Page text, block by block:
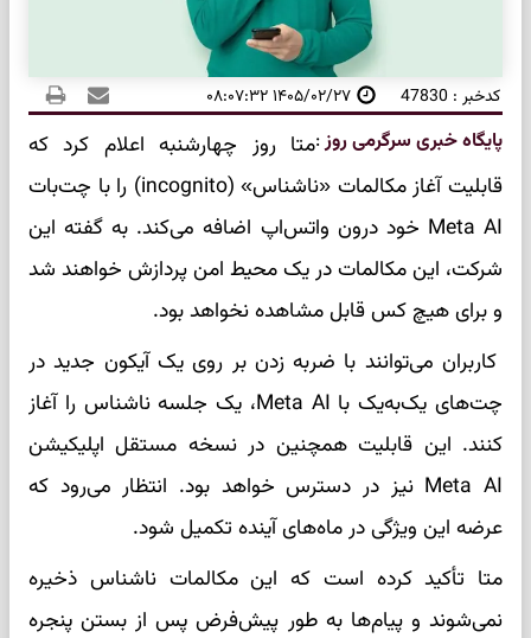
کدخبر : 47830 ۱۴۰۵/۰۲/۲۷ ۰۸:۰۷:۳۲
پایگاه خبری سرگرمی روز:متا روز چهارشنبه اعلام کرد که
قابلیت آغاز مکالمات «ناشناس» (incognito) را با چت‌بات
Meta AI خود درون واتس‌اپ اضافه می‌کند. به گفته این
شرکت، این مکالمات در یک محیط امن پردازش خواهند شد
و برای هیچ کس قابل مشاهده نخواهد بود.
کاربران می‌توانند با ضربه زدن بر روی یک آیکون جدید در
چت‌های یک‌به‌یک با Meta AI، یک جلسه ناشناس را آغاز
کنند. این قابلیت همچنین در نسخه مستقل اپلیکیشن
Meta AI نیز در دسترس خواهد بود. انتظار می‌رود که
عرضه این ویژگی در ماه‌های آینده تکمیل شود.
متا تأکید کرده است که این مکالمات ناشناس ذخیره
نمی‌شوند و پیام‌ها به طور پیش‌فرض پس از بستن پنجره